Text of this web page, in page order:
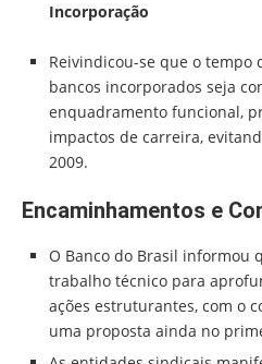
Incorporação
Reivindicou-se que o tempo
bancos incorporados seja
enquadramento funcional,
impactos de carreira,
2009.
Encaminhamentos e
O Banco do Brasil informou
trabalho técnico para
ações estruturantes, com o
uma proposta ainda no